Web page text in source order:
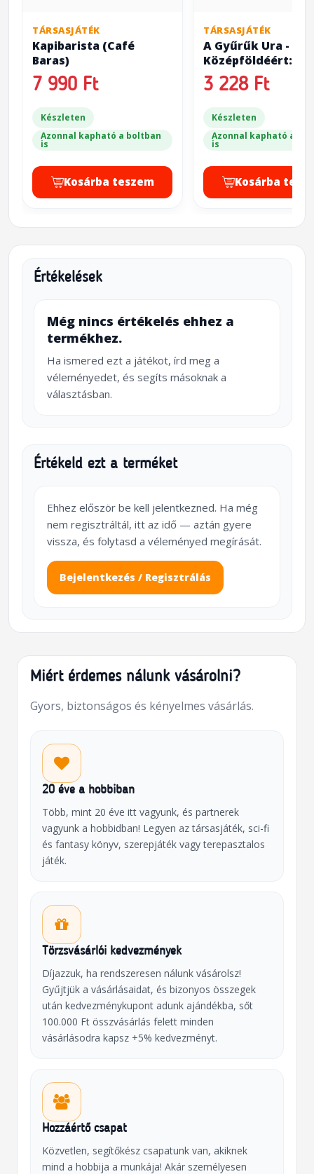
TÁRSASJÁTÉK
Kapibarista (Café
Baras)
7 990 Ft
Készleten
Azonnal kapható a boltban
is
Kosárba teszem
TÁRSASJÁTÉK
A Gyűrűk Ura -
Középföldéért:
Szövetségesek (
Lord of the Rings:
Allies)
3 228 Ft
Készleten
Azonnal kapható a
is
Kosárba
Értékelések
Még nincs értékelés ehhez a
termékhez.
Ha ismered ezt a játékot, írd meg a
véleményedet, és segíts másoknak a
választásban.
Értékeld ezt a terméket
Ehhez először be kell jelentkezned. Ha még
nem regisztráltál, itt az idő — aztán gyere
vissza, és folytasd a véleményed megírását.
Bejelentkezés / Regisztrálás
Miért érdemes nálunk vásárolni?
Gyors, biztonságos és kényelmes vásárlás.
20 éve a hobbiban
Több, mint 20 éve itt vagyunk, és partnerek
vagyunk a hobbidban! Legyen az társasjáték, sci-fi
és fantasy könyv, szerepjáték vagy terepasztalos
játék.
Törzsvásárlói kedvezmények
Díjazzuk, ha rendszeresen nálunk vásárolsz!
Gyűjtjük a vásárlásaidat, és bizonyos összegek
után kedvezménykupont adunk ajándékba, sőt
100.000 Ft összvásárlás felett minden
vásárlásodra kapsz +5% kedvezményt.
Hozzáértő csapat
Közvetlen, segítőkész csapatunk van, akiknek
mind a hobbija a munkája! Akár személyesen